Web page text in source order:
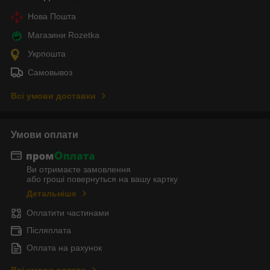
Нова Пошта
Магазини Rozetka
Укрпошта
Самовывоз
Всі умови доставки
Умови оплати
Ви отримаєте замовлення
або гроші повернуться на вашу картку
Детальніше
Оплатити частинами
Післяплата
Оплата на рахунок